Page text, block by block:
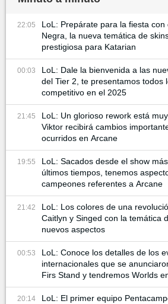
22:05
LoL: Prepárate para la fiesta con
Negra, la nueva temática de
prestigiosa para Katarian
00:03
LoL: Dale la bienvenida a las
del Tier 2, te presentamos todos
competitivo en el 2025
21:45
LoL: Un glorioso rework está
Viktor recibirá cambios
ocurridos en Arcane
19:55
LoL: Sacados desde el show
últimos tiempos, tenemos
campeones referentes a Arcane
21:42
LoL: Los colores de una
Caitlyn y Singed con la temática
nuevos aspectos
00:53
LoL: Conoce los detalles de los
internacionales que se
Firs Stand y tendremos Worlds
20:14
LoL: El primer equipo